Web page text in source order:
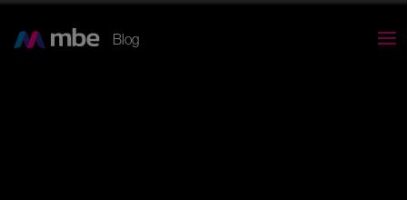
Blog